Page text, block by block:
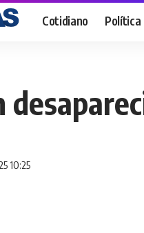
Cotidiano Política
10:25